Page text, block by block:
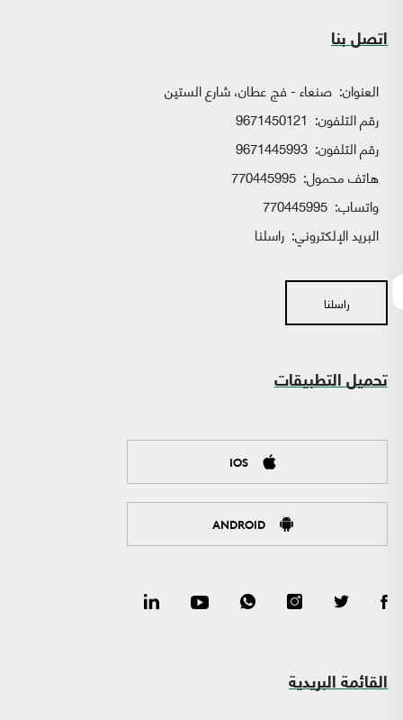
اتصل بنا
العنوان: صنعاء - فج عطان، شارع الستين
رقم التلفون: 9671450121
رقم التلفون: 9671445993
هاتف محمول: 770445995
واتساب:
البريد الإلكتروني: راسلنا
راسلنا
تحميل التطبيقات
IOS
ANDROID
القائمة البريدية